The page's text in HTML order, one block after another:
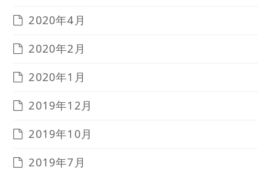
2020年4月
2020年2月
2020年1月
2019年12月
2019年10月
2019年7月